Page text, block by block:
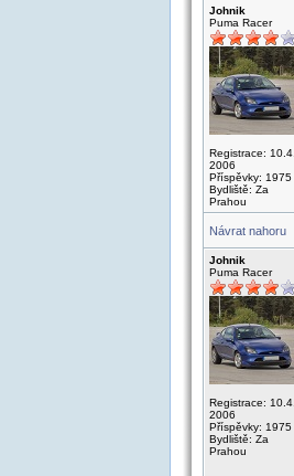
Johnik
Puma Racer
Registrace: 10.4.
2006
Příspěvky: 1975
Bydliště: Za
Prahou
Návrat nahoru
Johnik
Puma Racer
Registrace: 10.4.
2006
Příspěvky: 1975
Bydliště: Za
Prahou